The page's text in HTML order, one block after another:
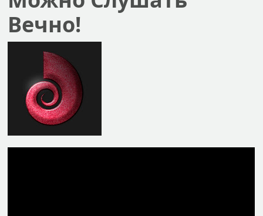
Вечно!